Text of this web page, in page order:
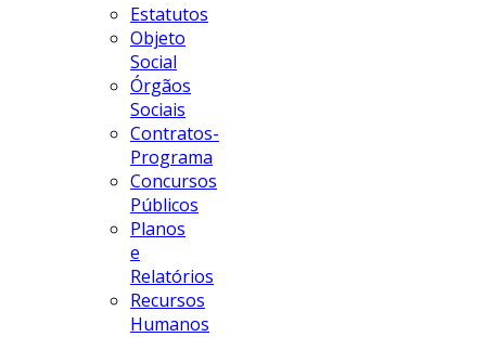
Estatutos
Objeto
Social
Órgãos
Sociais
Contratos-
Programa
Concursos
Públicos
Planos
e
Relatórios
Recursos
Humanos